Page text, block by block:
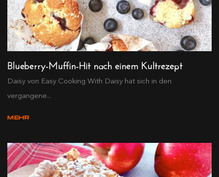
Blueberry-Muffin-Hit nach einem Kultrezept
Daisy von Easy Cooking With Daisy hat sich in den
vergangene...
MEHR